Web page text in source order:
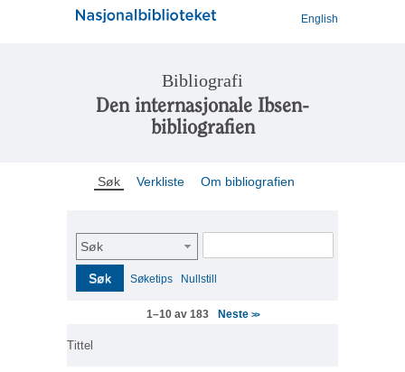
English
Bibliografi
Den internasjonale Ibsen-
bibliografien
Søk Verkliste Om bibliografien
Søk
Søk Søketips Nullstill
1–10 av 183 Neste >>
Tittel